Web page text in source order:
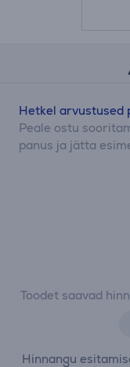
Toodet saavad
Hinnangu
Hetkel arvustused
Peale ostu
panus ja jätta